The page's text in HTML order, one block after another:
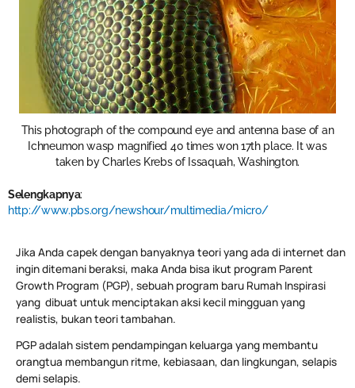
This photograph of the compound eye and antenna base of an
Ichneumon wasp magnified 40 times won 17th place. It was
taken by Charles Krebs of Issaquah, Washington.
Selengkapnya:
http://www.pbs.org/newshour/multimedia/micro/
Jika Anda capek dengan banyaknya teori yang ada di internet dan
ingin ditemani beraksi, maka Anda bisa ikut program Parent
Growth Program (PGP), sebuah program baru Rumah Inspirasi
yang dibuat untuk menciptakan aksi kecil mingguan yang
realistis, bukan teori tambahan.
PGP adalah sistem pendampingan keluarga yang membantu
orangtua membangun ritme, kebiasaan, dan lingkungan, selapis
demi selapis.